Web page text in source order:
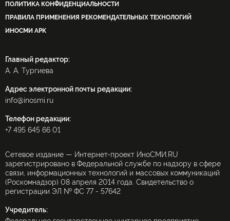
ПОЛИТИКА КОНФИДЕНЦИАЛЬНОСТИ
ПРАВИЛА ПРИМЕНЕНИЯ РЕКОМЕНДАТЕЛЬНЫХ ТЕХНОЛОГИЙ
ИНОСМИ APK
Главный редактор:
А. А. Тургиева
Адрес электронной почты редакции:
info@inosmi.ru
Телефон редакции:
+7 495 645 66 01
Сетевое издание — Интернет-проект ИноСМИ.RU
зарегистрировано в Федеральной службе по надзору в сфере
связи, информационных технологий и массовых коммуникаций
(Роскомнадзор) 08 апреля 2014 года. Свидетельство о
регистрации ЭЛ № ФС 77 - 57642
Учредитель: